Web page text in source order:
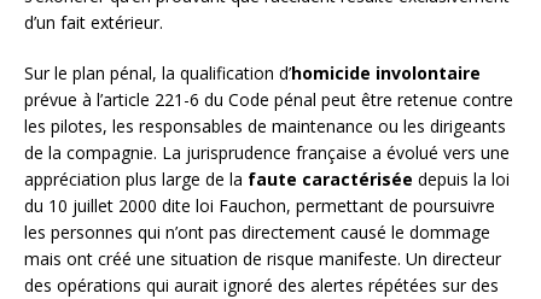
d’un fait extérieur.
Sur le plan pénal, la qualification d’homicide involontaire
prévue à l’article 221-6 du Code pénal peut être retenue contre
les pilotes, les responsables de maintenance ou les dirigeants
de la compagnie. La jurisprudence française a évolué vers une
appréciation plus large de la faute caractérisée depuis la loi
du 10 juillet 2000 dite loi Fauchon, permettant de poursuivre
les personnes qui n’ont pas directement causé le dommage
mais ont créé une situation de risque manifeste. Un directeur
des opérations qui aurait ignoré des alertes répétées sur des